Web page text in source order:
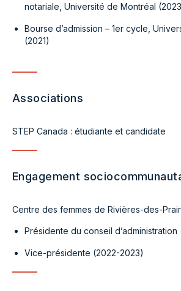
notariale, Université de Montréal
Bourse d’admission – 1er cycle,
(2021)
Associations
STEP Canada : étudiante et candidate
Engagement
Centre des femmes de Rivières-des-
Présidente du conseil
Vice-présidente (2022-2023)